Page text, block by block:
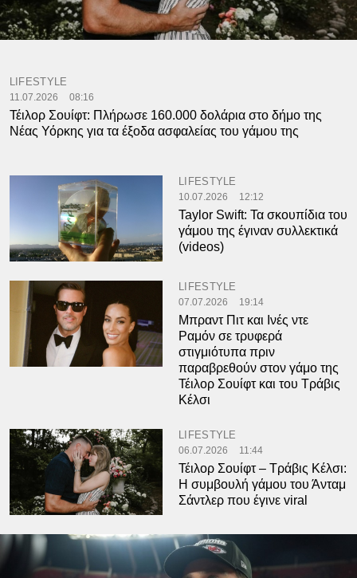
LIFESTYLE
11.07.2026 08:16
Τέιλορ Σουίφτ: Πλήρωσε 160.000 δολάρια στο δήμο της
Νέας Υόρκης για τα έξοδα ασφαλείας του γάμου της
LIFESTYLE
10.07.2026 12:12
Taylor Swift: Τα σκουπίδια του
γάμου της έγιναν συλλεκτικά
(videos)
LIFESTYLE
07.07.2026 19:14
Μπραντ Πιτ και Ινές ντε
Ραμόν σε τρυφερά
στιγμιότυπα πριν
παραβρεθούν στον γάμο της
Τέιλορ Σουίφτ και του Τράβις
Κέλσι
LIFESTYLE
06.07.2026 11:44
Τέιλορ Σουίφτ – Τράβις Κέλσι:
Η συμβουλή γάμου του Άνταμ
Σάντλερ που έγινε viral